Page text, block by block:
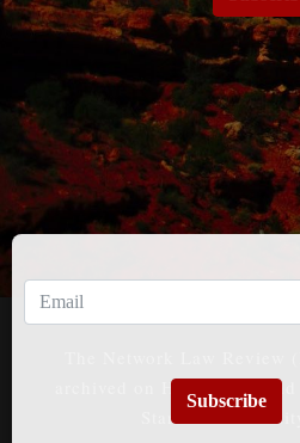
The Network Law Review
archived on HeinOnline
Stanford
Subscribe